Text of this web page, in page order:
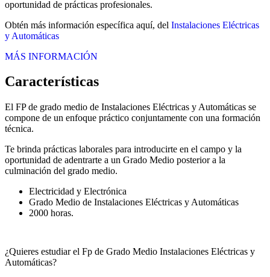
oportunidad de prácticas profesionales.
Obtén más información específica aquí, del Instalaciones Eléctricas
y Automáticas
MÁS INFORMACIÓN
Características
El FP de grado medio de Instalaciones Eléctricas y Automáticas se
compone de un enfoque práctico conjuntamente con una formación
técnica.
Te brinda prácticas laborales para introducirte en el campo y la
oportunidad de adentrarte a un Grado Medio posterior a la
culminación del grado medio.
Electricidad y Electrónica
Grado Medio de Instalaciones Eléctricas y Automáticas
2000 horas.
¿Quieres estudiar el Fp de Grado Medio Instalaciones Eléctricas y
Automáticas?